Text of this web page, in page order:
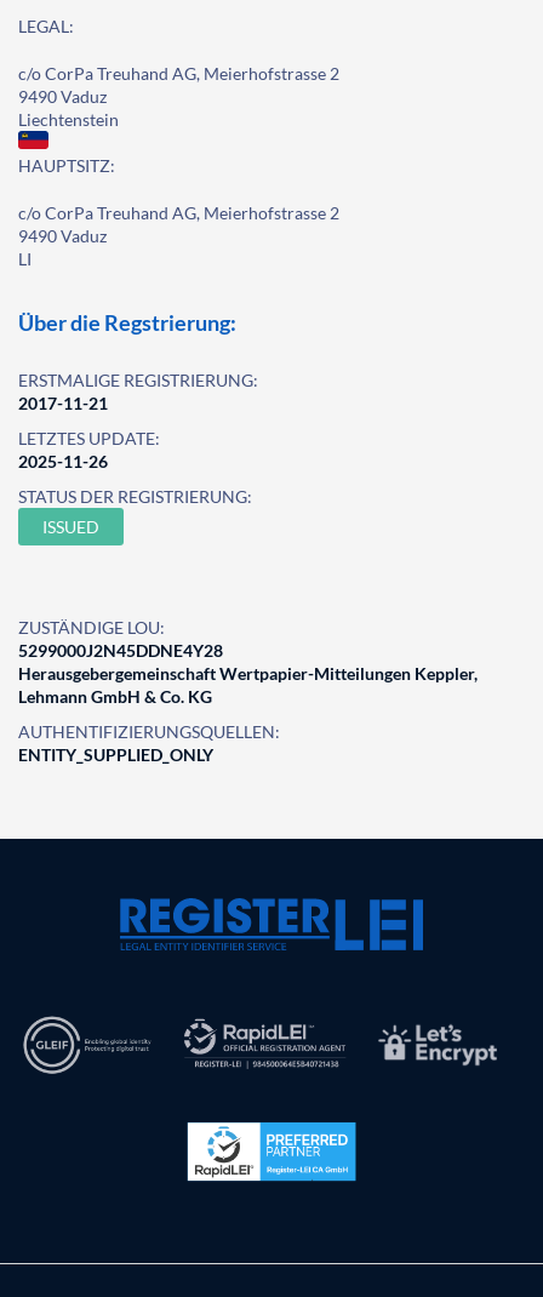
LEGAL:
c/o CorPa Treuhand AG, Meierhofstrasse 2
9490 Vaduz
Liechtenstein
HAUPTSITZ:
c/o CorPa Treuhand AG, Meierhofstrasse 2
9490 Vaduz
LI
Über die Regstrierung:
ERSTMALIGE REGISTRIERUNG:
2017-11-21
LETZTES UPDATE:
2025-11-26
STATUS DER REGISTRIERUNG:
ISSUED
ZUSTÄNDIGE LOU:
5299000J2N45DDNE4Y28
Herausgebergemeinschaft Wertpapier-Mitteilungen Keppler,
Lehmann GmbH & Co. KG
AUTHENTIFIZIERUNGSQUELLEN:
ENTITY_SUPPLIED_ONLY